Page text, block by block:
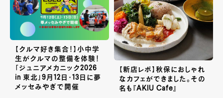
【クルマ好き集合！】小中学
生がクルマの整備を体験！
「ジュニアメカニック2026
in 東北」9月12日・13日に夢
メッセみやぎで開催
【新店レポ】秋保におしゃれ
なカフェができました。その
名も『AKIU Cafe』